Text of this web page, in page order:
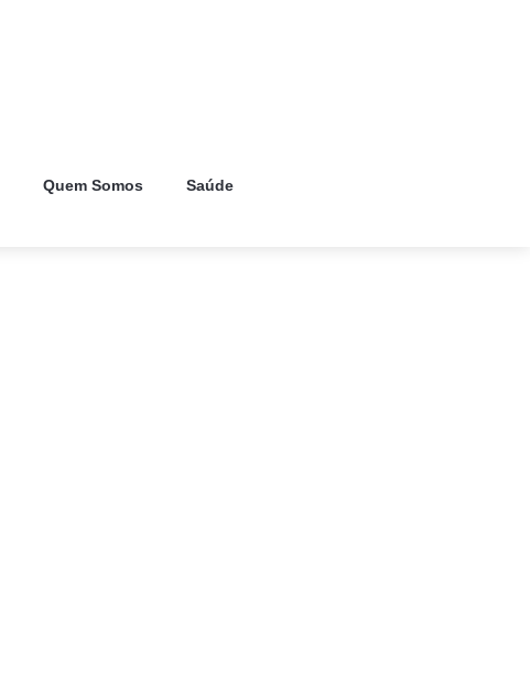
Quem Somos Saúde